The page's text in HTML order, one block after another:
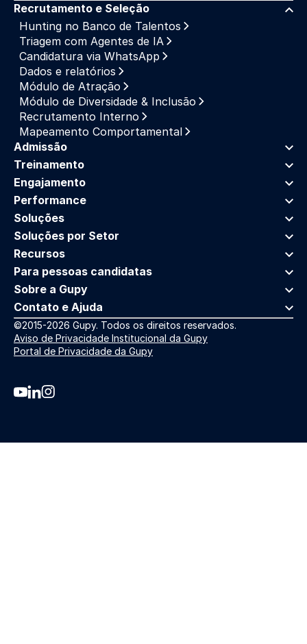
Recrutamento e Seleção
Hunting no Banco de Talentos
Triagem com Agentes de IA
Candidatura via WhatsApp
Dados e relatórios
Módulo de Atração
Módulo de Diversidade & Inclusão
Recrutamento Interno
Mapeamento Comportamental
Admissão
Treinamento
Engajamento
Performance
Soluções
Soluções por Setor
Recursos
Para pessoas candidatas
Sobre a Gupy
Contato e Ajuda
©2015-2026 Gupy. Todos os direitos reservados.
Aviso de Privacidade Institucional da Gupy
Portal de Privacidade da Gupy
Youtube da Gupy
Linkedin da Gupy
Instagram da Gupy